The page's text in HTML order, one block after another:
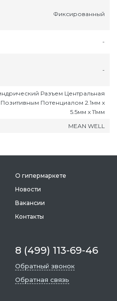
Фиксированный
-
-
Разъем Центральная
Позитивным Потенциалом 2.1мм x
5.5мм x 11мм
MEAN WELL
О гипермаркете
Новости
Вакансии
Контакты
8 (499) 113-69-46
Обратный звонок
Обратная связь
Салехард